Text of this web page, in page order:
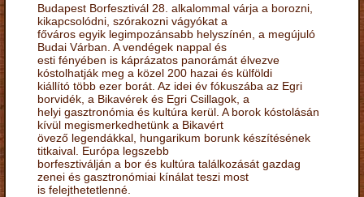
Budapest Borfesztivál 28. alkalommal várja a borozni,
kikapcsolódni, szórakozni vágyókat a
főváros egyik legimpozánsabb helyszínén, a megújuló
Budai Várban. A vendégek nappal és
esti fényében is káprázatos panorámát élvezve
kóstolhatják meg a közel 200 hazai és külföldi
kiállító több ezer borát. Az idei év fókuszába az Egri
borvidék, a Bikavérek és Egri Csillagok, a
helyi gasztronómia és kultúra kerül. A borok kóstolásán
kívül megismerkedhetünk a Bikavért
övező legendákkal, hungarikum borunk készítésének
titkaival. Európa legszebb
borfesztiválján a bor és kultúra találkozását gazdag
zenei és gasztronómiai kínálat teszi most
is felejthetetlenné.